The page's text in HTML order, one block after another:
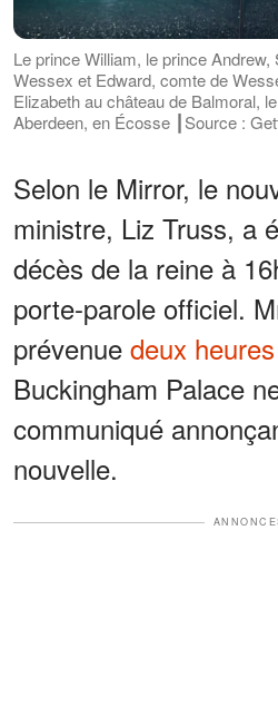
Le prince William, le prince
Wessex et Edward, comte de
Elizabeth au château de Balmoral,
Aberdeen, en Écosse ┃Source :
Selon le Mirror, le
ministre, Liz Truss, a
décès de la reine à
porte-parole officiel.
prévenue deux heures
Buckingham Palace
communiqué
nouvelle.